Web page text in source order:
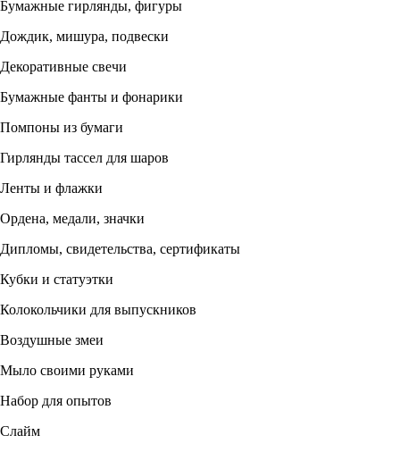
Бумажные гирлянды, фигуры
Дождик, мишура, подвески
Декоративные свечи
Бумажные фанты и фонарики
Помпоны из бумаги
Гирлянды тассел для шаров
Ленты и флажки
Ордена, медали, значки
Дипломы, свидетельства, сертификаты
Кубки и статуэтки
Колокольчики для выпускников
Воздушные змеи
Мыло своими руками
Набор для опытов
Слайм